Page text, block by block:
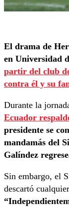
El drama de
en Universidad
partir del club
contra él y su
Durante la
Ecuador
presidente se
mandamás del
Galíndez
Sin embargo, el
descartó